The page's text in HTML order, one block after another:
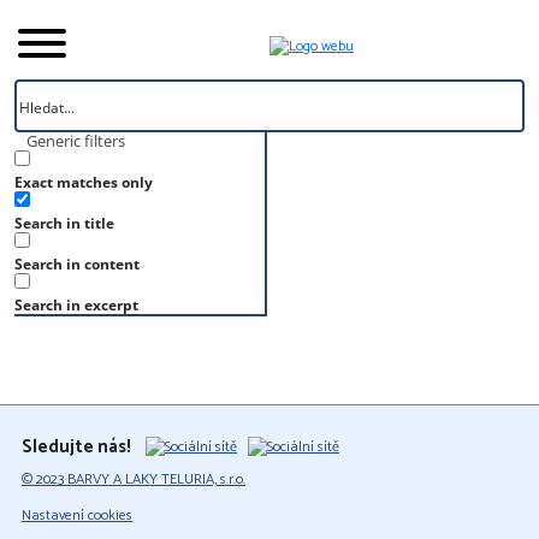
Generic filters
Exact matches only
Search in title
Search in content
Search in excerpt
Úvod
Vzorník
RAL 080 90 20
RAL 080 90 20
Sledujte nás!
© 2023 BARVY A LAKY TELURIA, s.r.o.
Nastavení cookies